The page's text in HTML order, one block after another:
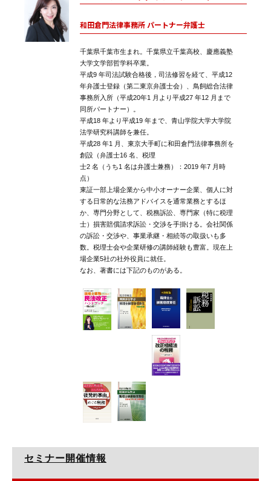
和田倉門法律事務所 パートナー弁護士
千葉県千葉市生まれ。千葉県立千葉高校、慶應義塾
大学文学部哲学科卒業。
平成9 年司法試験合格後，司法修習を経て、平成12
年弁護士登録（第二東京弁護士会）、鳥飼総合法律
事務所入所（平成20年1 月より平成27 年12 月まで
同所パートナー）。
平成18 年より平成19 年まで、青山学院大学大学院
法学研究科講師を兼任。
平成28 年1 月、東京大手町に和田倉門法律事務所を
創設（弁護士16 名、税理
士2 名（うち1 名は弁護士兼務）：2019 年7 月時
点）
東証一部上場企業から中小オーナー企業、個人に対
する日常的な法務アドバイスを通常業務とするほ
か、専門分野として、税務訴訟、専門家（特に税理
士）損害賠償請求訴訟・交渉を手掛ける。会社関係
の訴訟・交渉や、事業承継・相続等の取扱いも多
数。税理士会や企業研修の講師経験も豊富。現在上
場企業5社の社外役員に就任。
なお、著書には下記のものがある。
セミナー開催情報